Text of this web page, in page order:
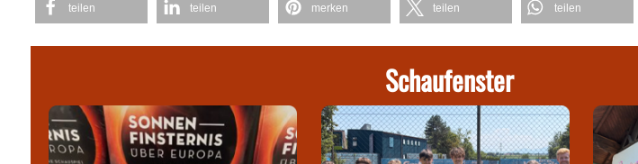
teilen teilen merken teilen teilen
Schaufenster